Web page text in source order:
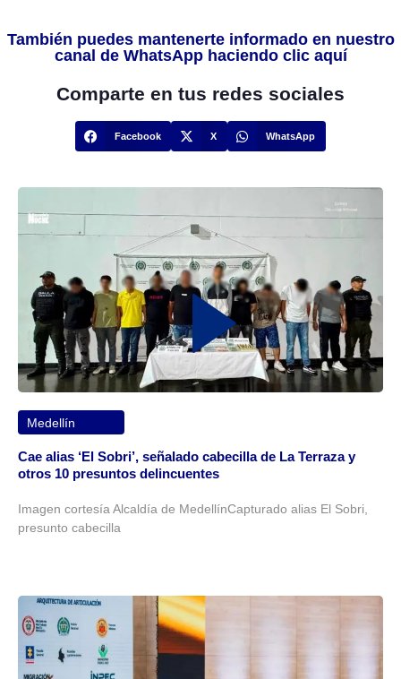
También puedes mantenerte informado en nuestro
canal de WhatsApp haciendo clic aquí
Comparte en tus redes sociales
Facebook X WhatsApp
Medellín
Cae alias ‘El Sobri’, señalado cabecilla de La Terraza y
otros 10 presuntos delincuentes
Imagen cortesía Alcaldía de MedellínCapturado alias El Sobri,
presunto cabecilla